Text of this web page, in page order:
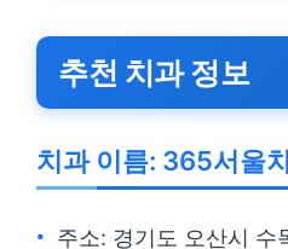
추천 치과 정보
치과 이름: 365서울
주소: 경기도 오산시 수